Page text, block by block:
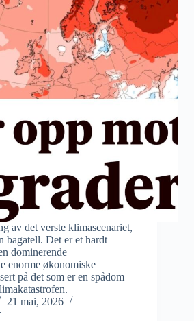
av det verste klimascenariet,
bagatell. Det er et hardt
dominerende
enorme økonomiske
på det som er en spådom
21 mai, 2026